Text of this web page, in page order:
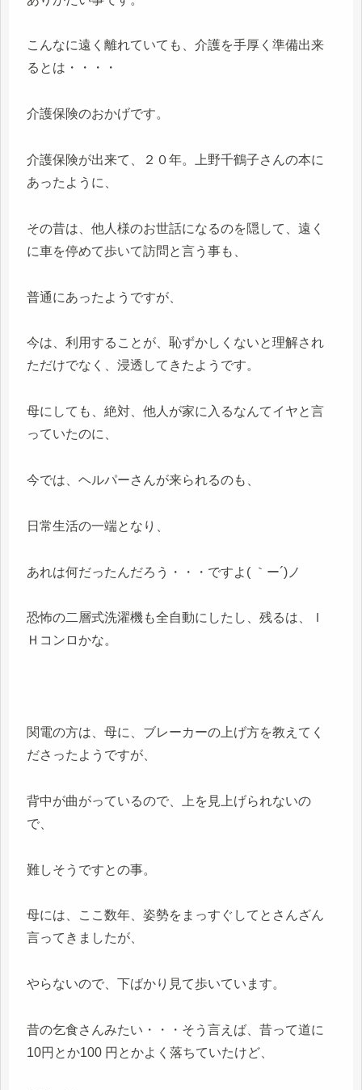
こんなに遠く離れていても、介護を手厚く準備出来
るとは・・・・
介護保険のおかげです。
介護保険が出来て、２０年。上野千鶴子さんの本に
あったように、
その昔は、他人様のお世話になるのを隠して、遠く
に車を停めて歩いて訪問と言う事も、
普通にあったようですが、
今は、利用することが、恥ずかしくないと理解され
ただけでなく、浸透してきたようです。
母にしても、絶対、他人が家に入るなんてイヤと言
っていたのに、
今では、ヘルパーさんが来られるのも、
日常生活の一端となり、
あれは何だったんだろう・・・ですよ( ｀ー´)ノ
恐怖の二層式洗濯機も全自動にしたし、残るは、Ｉ
Ｈコンロかな。
関電の方は、母に、ブレーカーの上げ方を教えてく
ださったようですが、
背中が曲がっているので、上を見上げられないの
で、
難しそうですとの事。
母には、ここ数年、姿勢をまっすぐしてとさんざん
言ってきましたが、
やらないので、下ばかり見て歩いています。
昔の乞食さんみたい・・・そう言えば、昔って道に
10円とか100 円とかよく落ちていたけど、